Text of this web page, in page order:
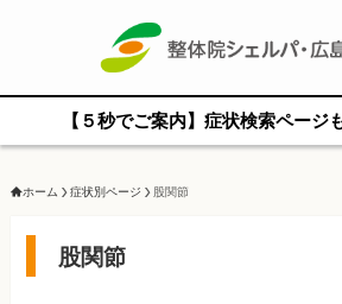
【５秒でご案内】症状検索ページ
ホーム 症状別ページ 股関節
股関節